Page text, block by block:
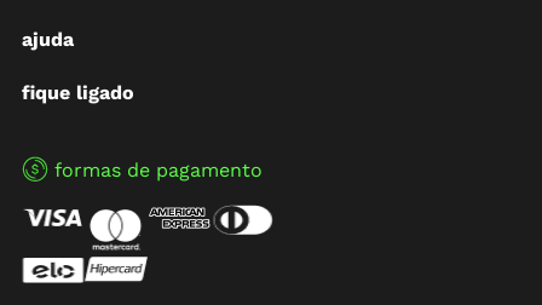
ajuda
fique ligado
formas de pagamento